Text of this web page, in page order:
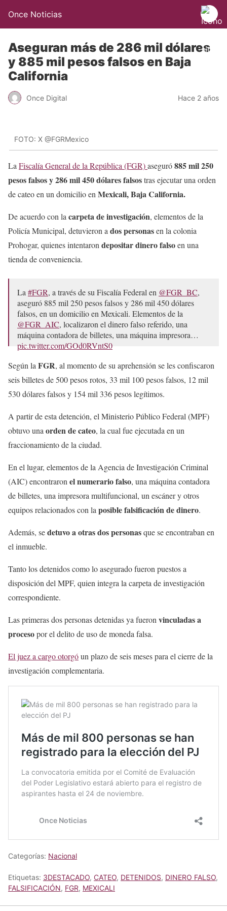
Once Noticias
Aseguran más de 286 mil dólares
y 885 mil pesos falsos en Baja
California
Once Digital Hace 2 años
FOTO: X @FGRMexico
La Fiscalía General de la República (FGR)aseguró885 mil 250
pesos falsos y 286 mil 450 dólares falsostras ejecutar una orden
de cateo en un domicilio en Mexicali, Baja California.
De acuerdo con la carpeta de investigación, elementos de la
Policía Municipal, detuvieron a dos personasen la colonia
Prohogar, quienes intentaron depositar dinero falsoen una
tienda de conveniencia.
La #FGR, a través de su Fiscalía Federal en @FGR_BC,
aseguró 885 mil 250 pesos falsos y 286 mil 450 dólares
falsos, en un domicilio en Mexicali. Elementos de la
@FGR_AIC, localizaron el dinero falso referido, una
máquina contadora de billetes, una máquina impresora…
pic.twitter.com/GOd0RVntS0
— FGR México (@FGRMexico)November 16, 2024
Según la FGR, al momento de su aprehensión se les confiscaron
seis billetes de 500 pesos rotos, 33 mil 100 pesos falsos, 12 mil
530 dólares falsos y 154 mil 336 pesos legítimos.
A partir de esta detención, el Ministerio Público Federal (MPF)
obtuvo una orden de cateo, la cual fue ejecutada en un
fraccionamiento de la ciudad.
En el lugar, elementos de la Agencia de Investigación Criminal
(AIC) encontraron el numerario falso, una máquina contadora
de billetes, una impresora multifuncional, un escáner y otros
equipos relacionados con la posible falsificación de dinero.
Además, sedetuvo a otras dos personasque se encontraban en
el inmueble.
Tanto los detenidos como lo asegurado fueron puestos a
disposición del MPF, quien integra la carpeta de investigación
correspondiente.
Las primeras dos personas detenidas ya fueron vinculadas a
procesopor el delito de uso de moneda falsa.
El juez a cargo otorgóun plazo de seis meses para el cierre de la
investigación complementaria.
Categorías: Nacional
Etiquetas: 3DESTACADO, CATEO, DETENIDOS, DINERO FALSO,
FALSIFICACIÓN, FGR, MEXICALI